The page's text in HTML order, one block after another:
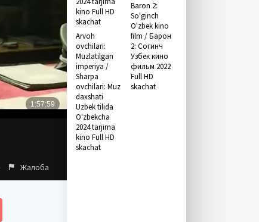
Жалоба
Arvoh
ovchilari:
Muzlatilgan
imperiya /
Sharpa
ovchilari: Muz
daxshati
Uzbek tilida
O'zbekcha
2024 tarjima
kino Full HD
skachat
Baron 2:
So'ginch
O'zbek kino
film / Барон
2: Согинч
Узбек кино
фильм 2022
Full HD
skachat